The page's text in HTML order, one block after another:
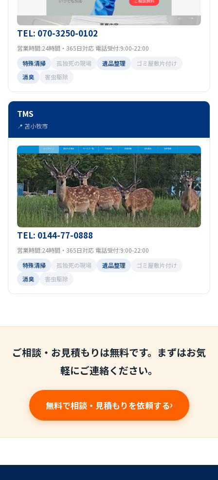
TEL: 070-3250-0102
営業時間:24時間・365日対応 電話受付:9:00-22:00
特殊清掃
孤独死の現場 遺品整理
ゴミ屋敷片付け
消臭
害虫駆除
TMS
📍 苫小牧市
TEL: 0144-77-0888
営業時間:24時間・365日対応 電話受付:9:00-22:00
特殊清掃
孤独死の現場 遺品整理
ゴミ屋敷片付け
消臭
害虫駆除
ご相談・お見積もりは無料です。まずはお気
軽にご連絡ください。
無料で相談・見積もりを依頼する